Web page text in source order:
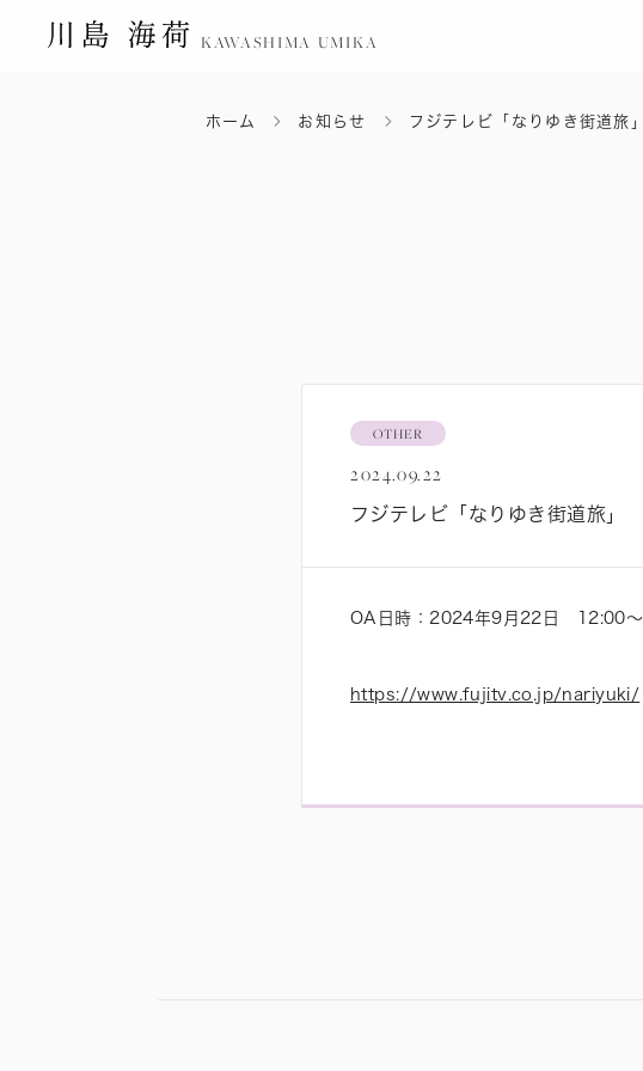
KAWASHIMA UMIKA
ホーム お知らせ フジテレビ「なりゆき街道旅」
OTHER
2024.09.22
フジテレビ「なりゆき街道旅」
OA日時：2024年9月22日 12:00〜
https://www.fujitv.co.jp/nariyuki/